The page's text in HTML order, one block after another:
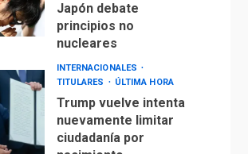
Japón debate
principios no
nucleares
INTERNACIONALES
TITULARES
ÚLTIMA HORA
Trump vuelve intenta
nuevamente limitar
ciudadanía por